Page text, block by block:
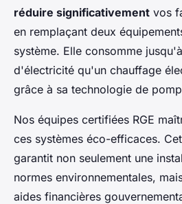
réduire significativement vos
en remplaçant deux
système. Elle consomme
d'électricité qu'un chauffage
grâce à sa technologie de
Nos équipes certifiées RGE
ces systèmes éco-efficaces.
garantit non seulement une
normes environnementales,
aides financières